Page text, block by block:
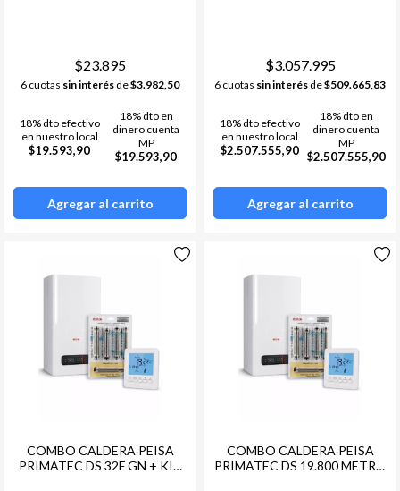
Materiales de instalacion y
Fan Coil
Ver todos
$23.895
6 cuotas sin interés de$3.982,50
18% dto efectivo
en nuestro local
$19.593,90
18% dto en
dinero cuenta
MP
$19.593,90
Agregar al carrito
$3.057.995
6 cuotas sin interés de$509.665,83
18% dto efectivo
en nuestro local
$2.507.555,90
18% dto en
dinero cuenta
MP
$2.507.555,90
Agregar al carrito
COMBO CALDERA PEISA
PRIMATEC DS 32F GN + KIT
COMBO CALDERA PEISA
PRIMATEC DS 19.800 METRO